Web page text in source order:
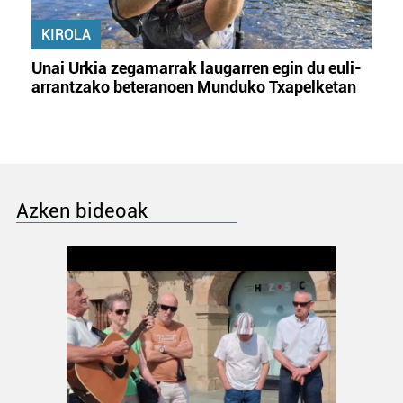
KIROLA
Unai Urkia zegamarrak laugarren egin du euli-
arrantzako beteranoen Munduko Txapelketan
Azken bideoak